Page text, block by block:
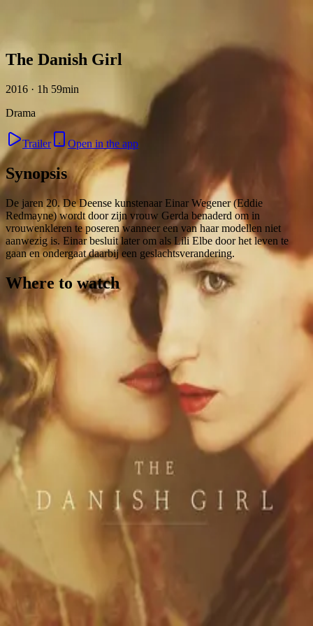
The Danish Girl
2016 · 1h 59min
Drama
Trailer Open in the app
Synopsis
De jaren 20. De Deense kunstenaar Einar Wegener (Eddie
Redmayne) wordt door zijn vrouw Gerda benaderd om in
vrouwenkleren te poseren wanneer een van haar modellen niet
aanwezig is. Einar besluit later om als Lili Elbe door het leven te
gaan en ondergaat daarbij een geslachtsverandering.
Where to watch
ContactFeedback
Terms
©2026 Byoscoop a product of Boydroid B.V.